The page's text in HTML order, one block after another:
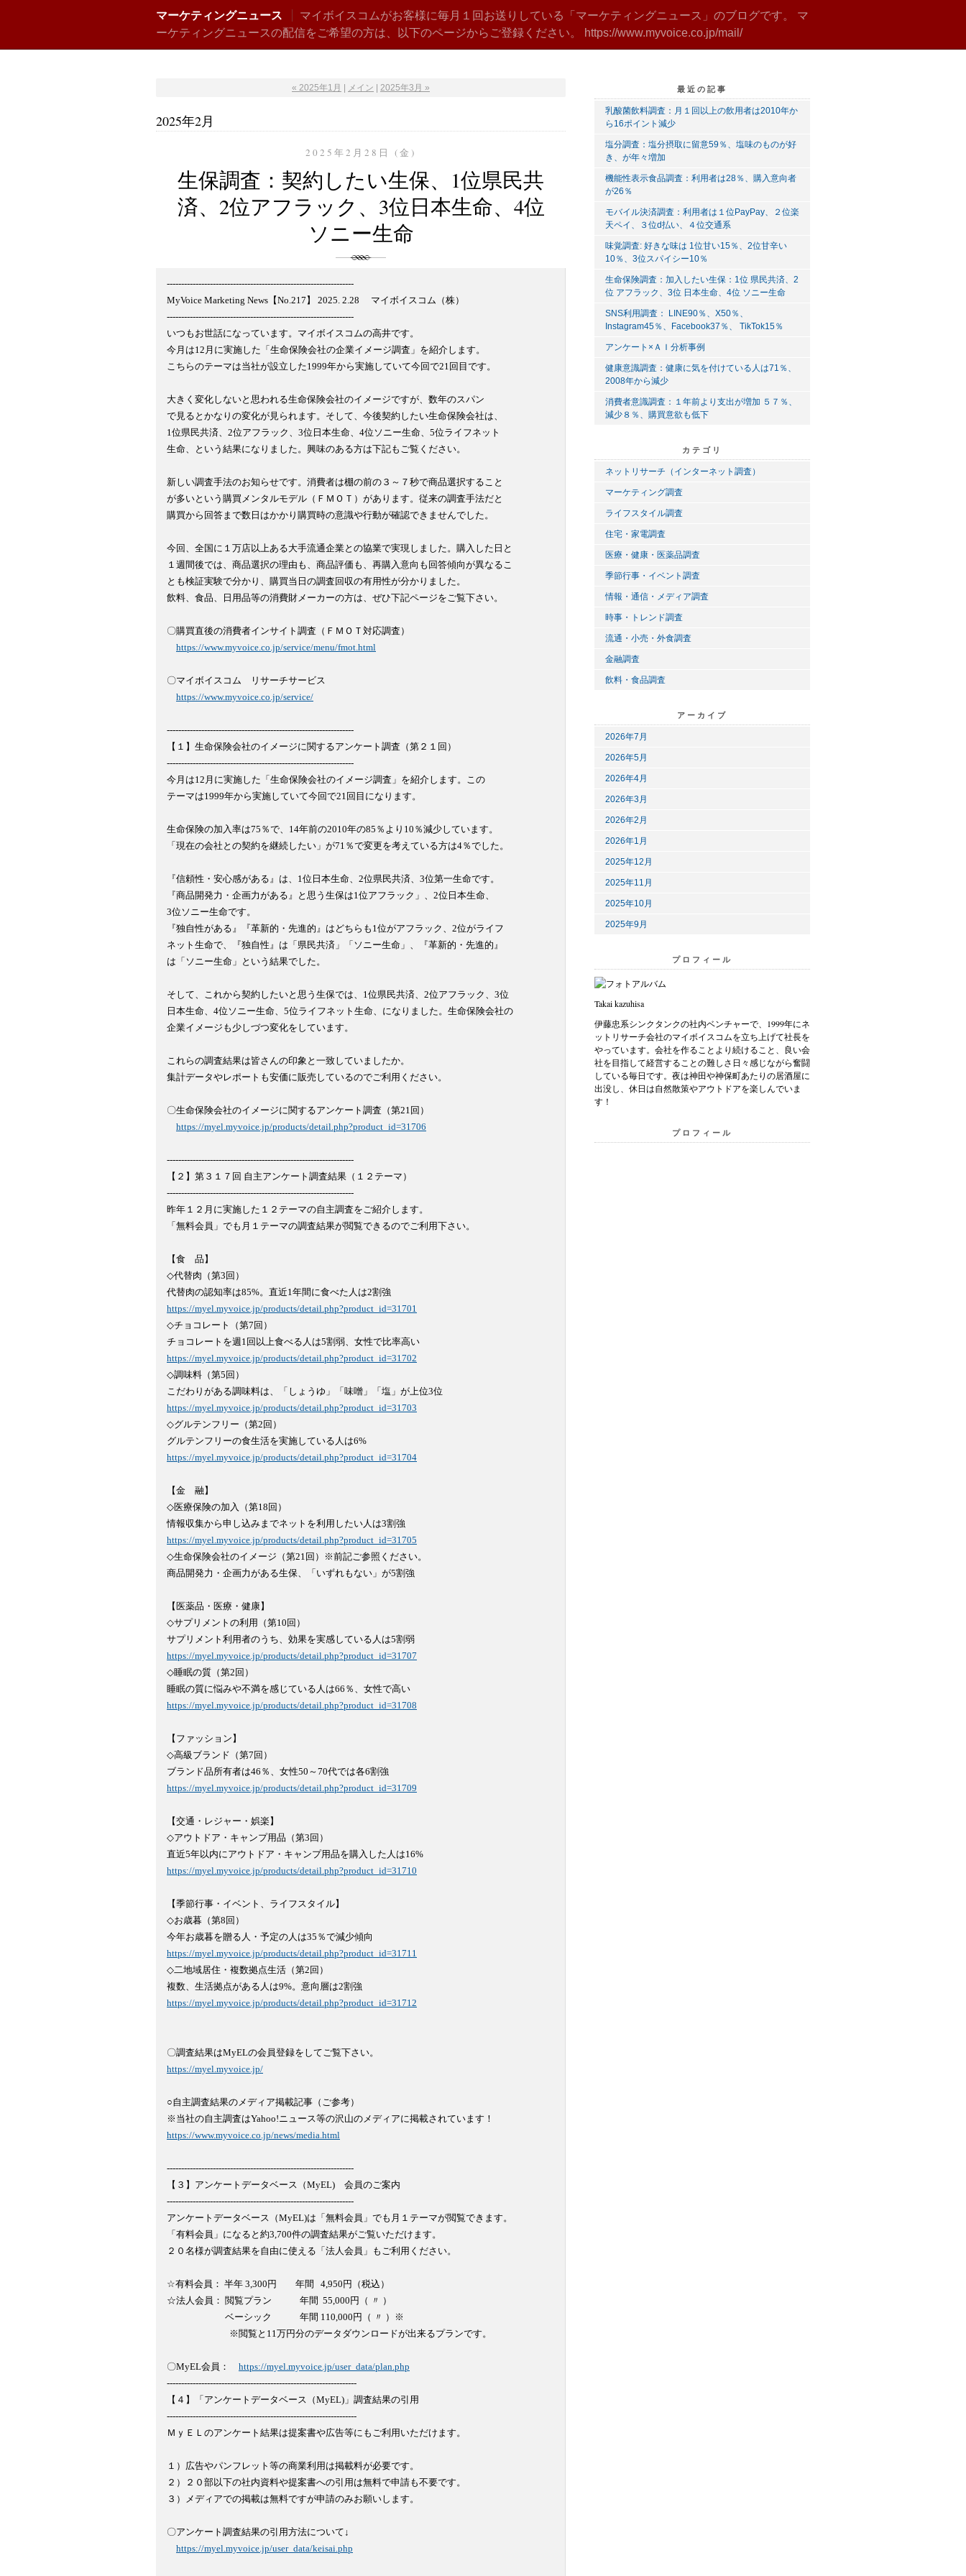
マーケティングニュース
マイボイスコムがお客様に毎月１回お送りしている「マーケティングニュース」のブログです。 マ
ーケティングニュースの配信をご希望の方は、以下のページからご登録ください。 https://www.myvoice.co.jp/mail/
« 2025年1月 メイン 2025年3月 »
2025年2月
2025年2月28日 (金)
生保調査：契約したい生保、1位県民共
済、2位アフラック、3位日本生命、4位
ソニー生命
-----------------------------------------------------------------
MyVoice Marketing News【No.217】 2025. 2.28 　マイボイスコム（株）
-----------------------------------------------------------------
いつもお世話になっています。マイボイスコムの高井です。
今月は12月に実施した「生命保険会社の企業イメージ調査」を紹介します。
こちらのテーマは当社が設立した1999年から実施していて今回で21回目です。
大きく変化しないと思われる生命保険会社のイメージですが、数年のスパン
で見るとかなりの変化が見られます。そして、今後契約したい生命保険会社は、
1位県民共済、2位アフラック、3位日本生命、4位ソニー生命、5位ライフネット
生命、という結果になりました。興味のある方は下記もご覧ください。
新しい調査手法のお知らせです。消費者は棚の前の３～７秒で商品選択すること
が多いという購買メンタルモデル（ＦＭＯＴ）があります。従来の調査手法だと
購買から回答まで数日はかかり購買時の意識や行動が確認できませんでした。
今回、全国に１万店以上ある大手流通企業との協業で実現しました。購入した日と
１週間後では、商品選択の理由も、商品評価も、再購入意向も回答傾向が異なるこ
とも検証実験で分かり、購買当日の調査回収の有用性が分かりました。
飲料、食品、日用品等の消費財メーカーの方は、ぜひ下記ページをご覧下さい。
〇購買直後の消費者インサイト調査（ＦＭＯＴ対応調査）
https://www.myvoice.co.jp/service/menu/fmot.html
〇マイボイスコム　リサーチサービス
https://www.myvoice.co.jp/service/
-----------------------------------------------------------------
【１】生命保険会社のイメージに関するアンケート調査（第２１回）
-----------------------------------------------------------------
今月は12月に実施した「生命保険会社のイメージ調査」を紹介します。この
テーマは1999年から実施していて今回で21回目になります。
生命保険の加入率は75％で、14年前の2010年の85％より10％減少しています。
「現在の会社との契約を継続したい」が71％で変更を考えている方は4％でした。
『信頼性・安心感がある』は、1位日本生命、2位県民共済、3位第一生命です。
『商品開発力・企画力がある』と思う生保は1位アフラック」、2位日本生命、
3位ソニー生命です。
『独自性がある』『革新的・先進的』はどちらも1位がアフラック、2位がライフ
ネット生命で、『独自性』は「県民共済」「ソニー生命」、『革新的・先進的』
は「ソニー生命」という結果でした。
そして、これから契約したいと思う生保では、1位県民共済、2位アフラック、3位
日本生命、4位ソニー生命、5位ライフネット生命、になりました。生命保険会社の
企業イメージも少しづつ変化をしています。
これらの調査結果は皆さんの印象と一致していましたか。
集計データやレポートも安価に販売しているのでご利用ください。
〇生命保険会社のイメージに関するアンケート調査（第21回）
https://myel.myvoice.jp/products/detail.php?product_id=31706
-----------------------------------------------------------------
【２】第３１７回 自主アンケート調査結果（１２テーマ）
-----------------------------------------------------------------
昨年１２月に実施した１２テーマの自主調査をご紹介します。
「無料会員」でも月１テーマの調査結果が閲覧できるのでご利用下さい。
【食　品】
◇代替肉（第3回）
https://myel.myvoice.jp/products/detail.php?product_id=31701
◇チョコレート（第7回）
https://myel.myvoice.jp/products/detail.php?product_id=31702
◇調味料（第5回）
https://myel.myvoice.jp/products/detail.php?product_id=31703
◇グルテンフリー（第2回）
https://myel.myvoice.jp/products/detail.php?product_id=31704
【金　融】
◇医療保険の加入（第18回）
https://myel.myvoice.jp/products/detail.php?product_id=31705
◇生命保険会社のイメージ（第21回）※前記ご参照ください。
商品開発力・企画力がある生保、「いずれもない」が5割強
【医薬品・医療・健康】
◇サプリメントの利用（第10回）
https://myel.myvoice.jp/products/detail.php?product_id=31707
◇睡眠の質（第2回）
https://myel.myvoice.jp/products/detail.php?product_id=31708
【ファッション】
◇高級ブランド（第7回）
https://myel.myvoice.jp/products/detail.php?product_id=31709
【交通・レジャー・娯楽】
◇アウトドア・キャンプ用品（第3回）
https://myel.myvoice.jp/products/detail.php?product_id=31710
【季節行事・イベント、ライフスタイル】
◇お歳暮（第8回）
https://myel.myvoice.jp/products/detail.php?product_id=31711
◇二地域居住・複数拠点生活（第2回）
https://myel.myvoice.jp/products/detail.php?product_id=31712
https://myel.myvoice.jp/
○自主調査結果のメディア掲載記事（ご参考）
https://www.myvoice.co.jp/news/media.html
-----------------------------------------------------------------
【３】アンケートデータベース（MyEL)　会員のご案内
-----------------------------------------------------------------
アンケートデータベース（MyEL)は「無料会員」でも月１テーマが閲覧できます。
「有料会員」になると約3,700件の調査結果がご覧いただけます。
２０名様が調査結果を自由に使える「法人会員」もご利用ください。
☆有料会員： 半年 3,300円　　年間   4,950円（税込）
☆法人会員： 閲覧プラン　　　年間  55,000円（ 〃 ）
ベーシック　　　年間 110,000円（ 〃 ）※
※閲覧と11万円分のデータダウンロードが出来るプランです。
〇MyEL会員： https://myel.myvoice.jp/user_data/plan.php
------------------------------------------------------------------
【４】「アンケートデータベース（MyEL)」調査結果の引用
------------------------------------------------------------------
ＭｙＥＬのアンケート結果は提案書や広告等にもご利用いただけます。
１）広告やパンフレット等の商業利用は掲載料が必要です。
２）２０部以下の社内資料や提案書への引用は無料で申請も不要です。
３）メディアでの掲載は無料ですが申請のみお願いします。
〇アンケート調査結果の引用方法について↓
https://myel.myvoice.jp/user_data/keisai.php
最近の記事
乳酸菌飲料調査：月１回以上の飲用者は2010年か
ら16ポイント減少
塩分調査：塩分摂取に留意59％、塩味のものが好
き、が年々増加
機能性表示食品調査：利用者は28％、購入意向者
が26％
モバイル決済調査：利用者は１位PayPay、２位楽
天ペイ、３位d払い、４位交通系
味覚調査: 好きな味は 1位甘い15％、2位甘辛い
10％、3位スパイシー10％
生命保険調査：加入したい生保：1位 県民共済、2
位 アフラック、3位 日本生命、4位 ソニー生命
SNS利用調査： LINE90％、X50％、
Instagram45％、Facebook37％、 TikTok15％
アンケート×ＡＩ分析事例
健康意識調査：健康に気を付けている人は71％、
2008年から減少
消費者意識調査：１年前より支出が増加 ５７％、
減少８％、購買意欲も低下
カテゴリ
ネットリサーチ（インターネット調査）
マーケティング調査
ライフスタイル調査
住宅・家電調査
医療・健康・医薬品調査
季節行事・イベント調査
情報・通信・メディア調査
時事・トレンド調査
流通・小売・外食調査
金融調査
飲料・食品調査
アーカイブ
2026年7月
2026年5月
2026年4月
2026年3月
2026年2月
2026年1月
2025年12月
2025年11月
2025年10月
2025年9月
プロフィール
Takai kazuhisa
伊藤忠系シンクタンクの社内ベンチャーで、1999年にネ
ットリサーチ会社のマイボイスコムを立ち上げて社長を
やっています。会社を作ることより続けること、良い会
社を目指して経営することの難しさ日々感じながら奮闘
している毎日です。夜は神田や神保町あたりの居酒屋に
出没し、休日は自然散策やアウトドアを楽しんでいま
す！
プロフィール